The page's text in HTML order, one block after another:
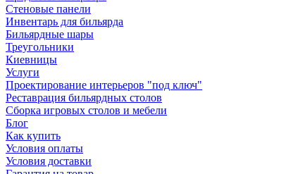
Стеновые панели
Инвентарь для бильярда
Бильярдные шары
Треугольники
Киевницы
Услуги
Проектирование интерьеров "под ключ"
Реставрация бильярдных столов
Сборка игровых столов и мебели
Блог
Как купить
Условия оплаты
Условия доставки